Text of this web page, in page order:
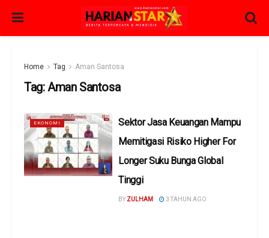
Home Tag Aman Santosa
Tag:Aman Santosa
EKONOMI
Sektor Jasa Keuangan Mampu
Memitigasi Risiko Higher For
Longer Suku Bunga Global
Tinggi
BY ZULHAM 3 TAHUN AGO